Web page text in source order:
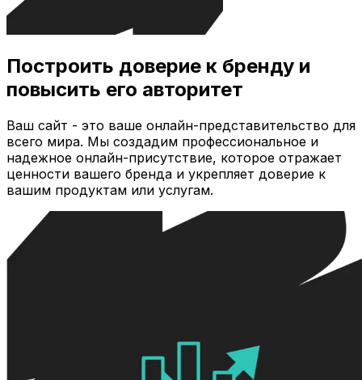
Построить доверие к бренду и
повысить его авторитет
Ваш сайт - это ваше онлайн-представительство для
всего мира. Мы создадим профессиональное и
надежное онлайн-присутствие, которое отражает
ценности вашего бренда и укрепляет доверие к
вашим продуктам или услугам.